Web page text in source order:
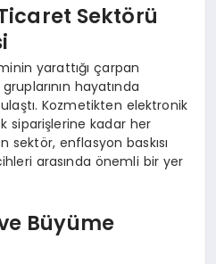
Sektörü
yarattığı çarpan
hayatında
Kozmetikten elektronik
siparişlerine kadar her
enflasyon baskısı
arasında önemli bir yer
Büyüme